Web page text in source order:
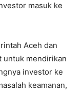
masuk ke
Aceh dan
untuk mendirikan
investor ke
keamanan,